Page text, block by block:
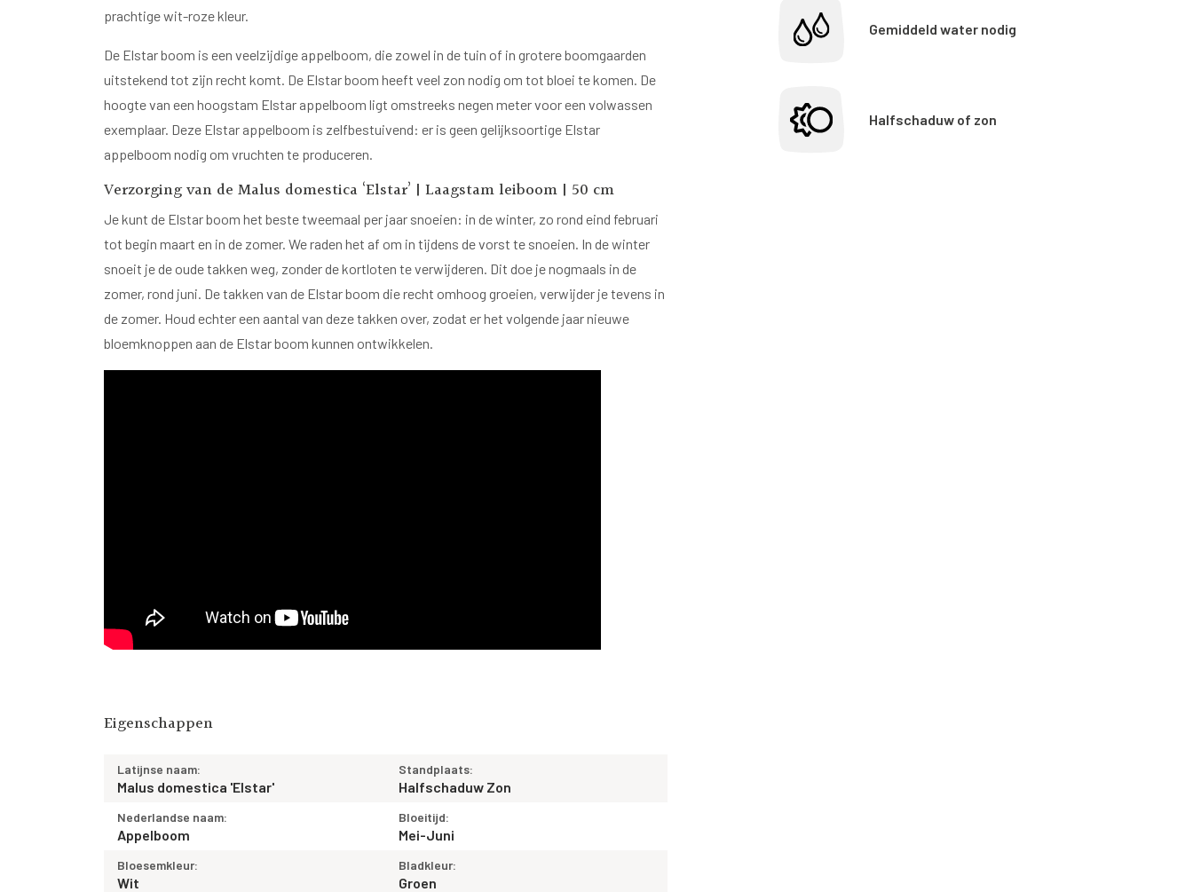
prachtige wit-roze kleur.
De Elstar boom is een veelzijdige appelboom, die zowel in de tuin of in grotere boomgaarden
uitstekend tot zijn recht komt. De Elstar boom heeft veel zon nodig om tot bloei te komen. De
hoogte van een hoogstam Elstar appelboom ligt omstreeks negen meter voor een volwassen
exemplaar. Deze Elstar appelboom is zelfbestuivend: er is geen gelijksoortige Elstar
appelboom nodig om vruchten te produceren.
Verzorging van de Malus domestica ‘Elstar’ | Laagstam leiboom | 50 cm
Je kunt de Elstar boom het beste tweemaal per jaar snoeien: in de winter, zo rond eind februari
tot begin maart en in de zomer. We raden het af om in tijdens de vorst te snoeien. In de winter
snoeit je de oude takken weg, zonder de kortloten te verwijderen. Dit doe je nogmaals in de
zomer, rond juni. De takken van de Elstar boom die recht omhoog groeien, verwijder je tevens in
de zomer. Houd echter een aantal van deze takken over, zodat er het volgende jaar nieuwe
bloemknoppen aan de Elstar boom kunnen ontwikkelen.
Eigenschappen
Latijnse naam:
Malus domestica 'Elstar'
Standplaats:
Halfschaduw Zon
Nederlandse naam:
Appelboom
Bloeitijd:
Mei-Juni
Bloesemkleur:
Wit
Bladkleur:
Groen
Gemiddeld water nodig
Halfschaduw of zon